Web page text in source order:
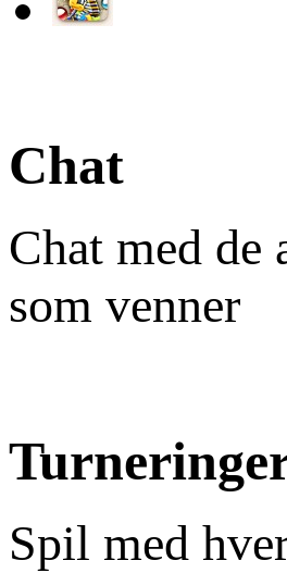
Chat
Chat med de
som venner
Spil med